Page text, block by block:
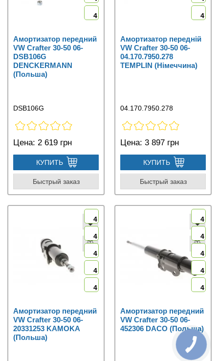
4
Амортизатор передний
VW Crafter 30-50 06-
DSB106G
DENCKERMANN
(Польша)
DSB106G
Цена: 2 619 грн
КУПИТЬ
Быстрый заказ
4
Амортизатор передній
VW Crafter 30-50 06-
04.170.7950.278
TEMPLIN (Німеччина)
04.170.7950.278
Цена: 3 897 грн
КУПИТЬ
Быстрый заказ
4
4
4
4
4
Амортизатор передний
VW Crafter 30-50 06-
20331253 KAMOKA
(Польша)
4
4
4
4
4
Амортизатор передний
VW Crafter 30-50 06-
452306 DACO (Польша)